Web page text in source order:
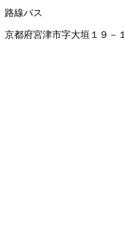
路線バス
京都府宮津市字大垣１９－１